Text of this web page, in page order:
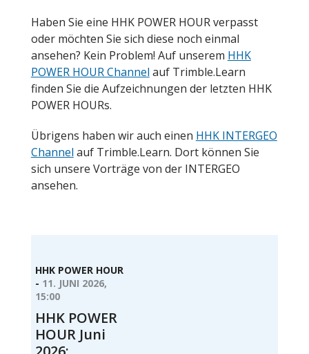
Haben Sie eine HHK POWER HOUR verpasst
oder möchten Sie sich diese noch einmal
ansehen? Kein Problem! Auf unserem HHK
POWER HOUR Channel auf Trimble.Learn
finden Sie die Aufzeichnungen der letzten HHK
POWER HOURs.
Übrigens haben wir auch einen HHK INTERGEO
Channel auf Trimble.Learn. Dort können Sie
sich unsere Vorträge von der INTERGEO
ansehen.
HHK POWER HOUR
- 11. JUNI 2026,
15:00
HHK POWER
HOUR Juni